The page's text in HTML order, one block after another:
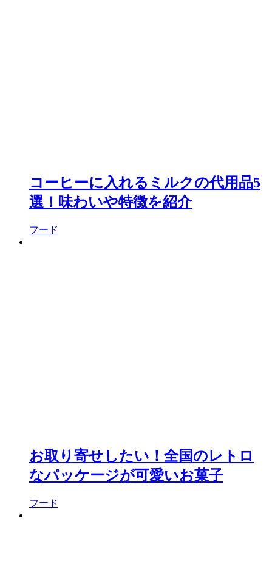
コーヒーに入れるミルクの代用品5
選！味わいや特徴を紹介
フード
お取り寄せしたい！全国のレトロ
なパッケージが可愛いお菓子
フード